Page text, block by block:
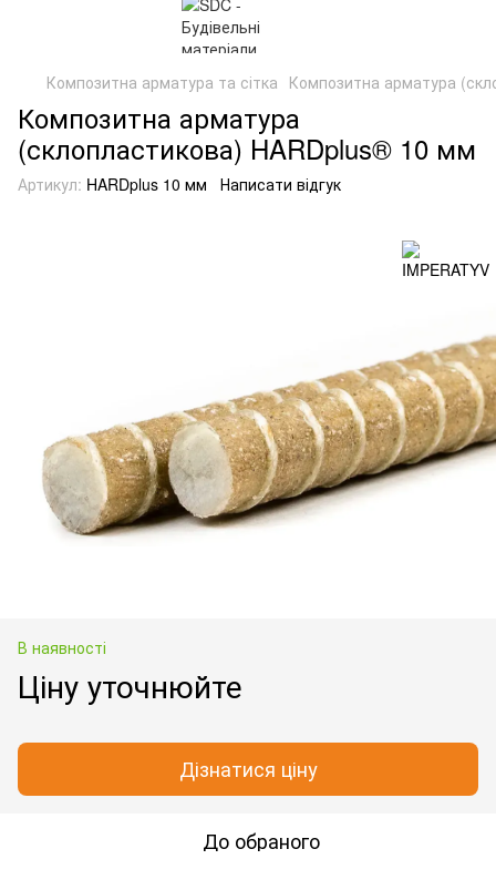
Композитна арматура та сітка Композитна арматура
Композитна арматура
(склопластикова) HARDplus® 10 мм
Артикул: HARDplus 10 мм Написати відгук
В наявності
Ціну уточнюйте
Дізнатися ціну
До обраного